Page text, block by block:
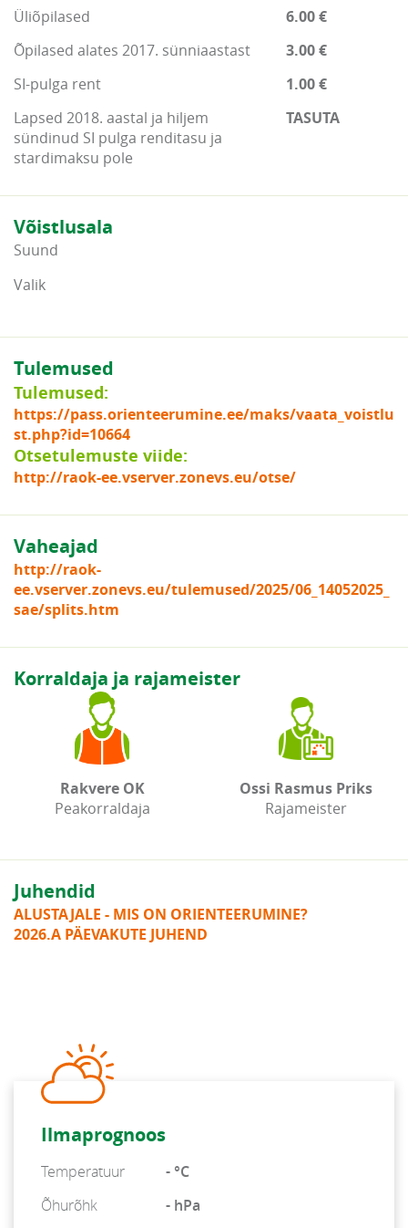
Üliõpilased
6.00 €
Õpilased alates 2017. sünniaastast
3.00 €
SI-pulga rent
1.00 €
Lapsed 2018. aastal ja hiljem
sündinud SI pulga renditasu ja
stardimaksu pole
TASUTA
Võistlusala
Suund
Valik
Tulemused
Tulemused:
https://pass.orienteerumine.ee/maks/vaata_voistlu
st.php?id=10664
Otsetulemuste viide:
http://raok-ee.vserver.zonevs.eu/otse/
Vaheajad
http://raok-
ee.vserver.zonevs.eu/tulemused/2025/06_14052025_
sae/splits.htm
Korraldaja ja rajameister
Rakvere OK
Peakorraldaja
Ossi Rasmus Priks
Rajameister
Juhendid
ALUSTAJALE - MIS ON ORIENTEERUMINE?
2026.A PÄEVAKUTE JUHEND
Ilmaprognoos
Temperatuur
- °C
Õhurõhk
- hPa